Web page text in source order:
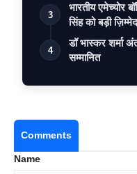
3
भारतीय एमेच्योर
सिंह को बड़ी
4
डॉ भास्कर शर्मा
सम्मानित
Comments
Name